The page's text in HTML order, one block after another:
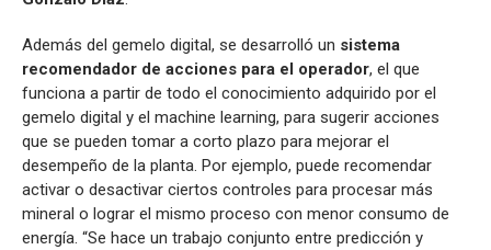
Además del gemelo digital, se desarrolló un sistema
recomendador de acciones para el operador, el que
funciona a partir de todo el conocimiento adquirido por el
gemelo digital y el machine learning, para sugerir acciones
que se pueden tomar a corto plazo para mejorar el
desempeño de la planta. Por ejemplo, puede recomendar
activar o desactivar ciertos controles para procesar más
mineral o lograr el mismo proceso con menor consumo de
energía. “Se hace un trabajo conjunto entre predicción y